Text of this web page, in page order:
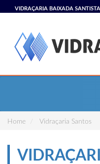
VIDRAÇARIA BAIXADA
Home Vidraçaria Santos